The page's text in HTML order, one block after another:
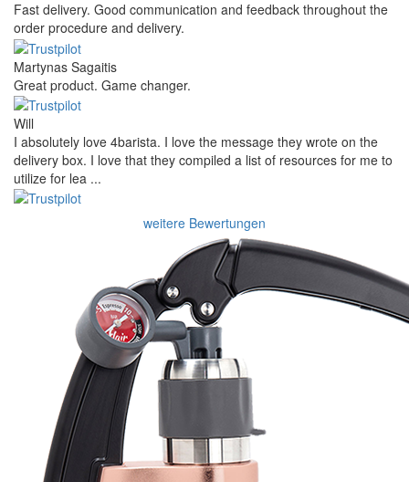
Fast delivery. Good communication and feedback throughout the
order procedure and delivery.
Martynas Sagaitis
Great product. Game changer.
Will
I absolutely love 4barista. I love the message they wrote on the
delivery box. I love that they compiled a list of resources for me to
utilize for lea ...
weitere Bewertungen